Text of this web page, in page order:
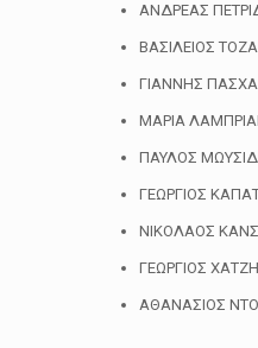
ΑΝΔΡΕΑΣ
ΒΑΣΙΛΕΙΟΣ
ΓΙΑΝΝΗΣ
ΜΑΡΙΑ
ΠΑΥΛΟΣ
ΓΕΩΡΓΙΟΣ
ΝΙΚΟΛΑΟΣ
ΓΕΩΡΓΙΟΣ
ΑΘΑΝΑΣΙΟΣ